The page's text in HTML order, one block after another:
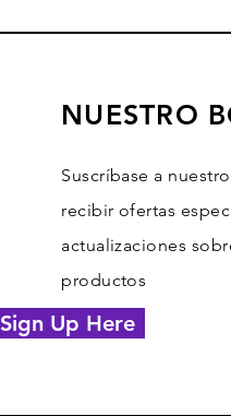
NUESTRO
Suscríbase a
recibir ofertas
actualizaciones
productos
Sign Up Here